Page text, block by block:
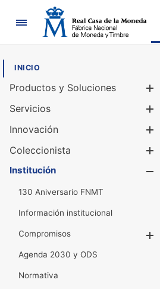
Navegación
INICIO
Productos y Soluciones
Servicios
Innovación
Coleccionista
Institución
130 Aniversario FNMT
Información institucional
Compromisos
Agenda 2030 y ODS
Normativa